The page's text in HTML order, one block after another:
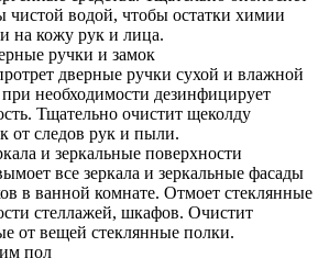
чистой водой, чтобы остатки химии
на кожу рук и лица.
ручки и замок
дверные ручки сухой и влажной
необходимости дезинфицирует
Тщательно очистит щеколду
от следов рук и пыли.
и зеркальные поверхности
все зеркала и зеркальные фасады
в ванной комнате. Отмоет стеклянные
стеллажей, шкафов. Очистит
от вещей стеклянные полки.
пол